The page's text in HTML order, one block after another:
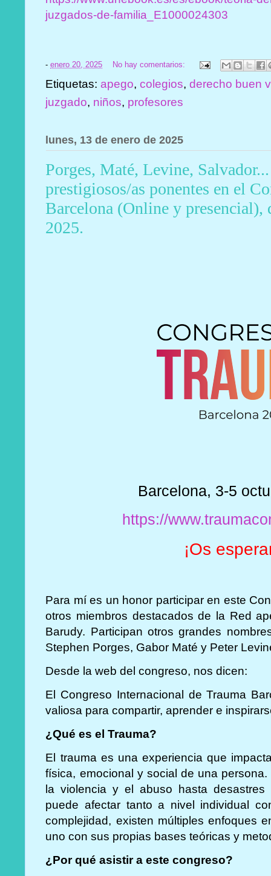
juzgados-de-familia_E1000024303
-enero 20, 2025 No hay comentarios:
Etiquetas:apego,colegios,derecho buen
juzgado, niños, profesores
lunes, 13 de enero de 2025
Porges, Maté, Levine,
prestigiosos/as ponentes en el
Barcelona (Online y presencial),
2025.
Barcelona, 3-5
https://
¡Os
Para mí es un honor participar en este
otros miembros destacados de la Red
Barudy. Participan otros grandes
Stephen Porges, Gabor Maté y Peter
Desde la web del congreso, nos dicen:
El Congreso Internacional de Trauma
valiosa para compartir, aprender e
¿Qué es el Trauma?
El trauma es una experiencia que
física, emocional y social de una
la violencia y el abuso hasta
puede afectar tanto a nivel individual
complejidad, existen múltiples enfoques
uno con sus propias bases teóricas y
¿Por qué asistir a este congreso?